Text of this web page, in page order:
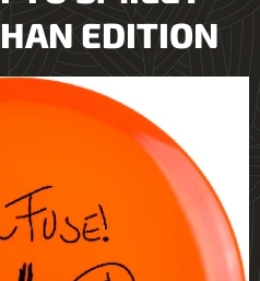
EDITION